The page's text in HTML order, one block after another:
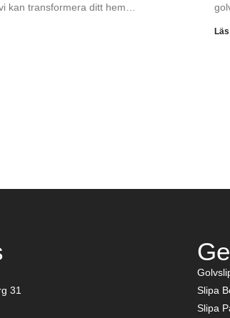
kan transformera ditt hem…
31
Slipa
Slipa